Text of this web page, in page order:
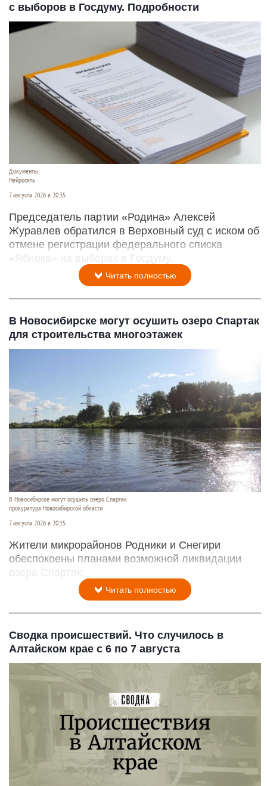
с выборов в Госдуму. Подробности
Документы.
Нейросеть
7 августа 2026 в 20:35
Председатель партии «Родина» Алексей
Журавлев обратился в Верховный суд с иском об
отмене регистрации федерального списка
«Яблока» на выборах в Госдуму.
Читать полностью
В Новосибирске могут осушить озеро Спартак
для строительства многоэтажек
В Новосибирске могут осушить озеро Спартак
прокуратура Новосибирской области
7 августа 2026 в 20:15
Жители микрорайонов Родники и Снегири
обеспокоены планами возможной ликвидации
озера Спартак.
Читать полностью
Сводка происшествий. Что случилось в
Алтайском крае с 6 по 7 августа